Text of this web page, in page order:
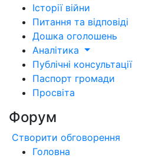
Історії війни
Питання та відповіді
Дошка оголошень
Аналітика
Публічні консультації
Паспорт громади
Просвіта
Форум
Створити обговорення
Головна